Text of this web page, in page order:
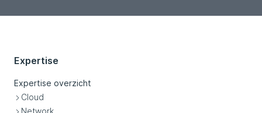
Expertise
Expertise overzicht
Cloud
Network